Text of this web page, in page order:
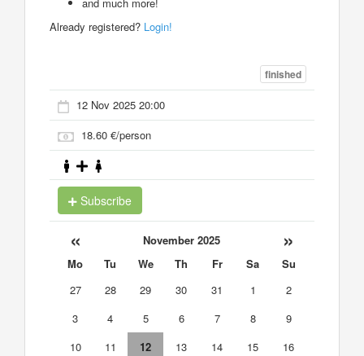
Already registered? Login!
finished
12 Nov 2025 20:00
18.60 €/person
Subscribe
« November 2025 »
Mo Tu We Th Fr Sa
Su
27
28 29 30 31 1
2
3
4 5 6 7 8
9
10
11 12 13 14 15
16